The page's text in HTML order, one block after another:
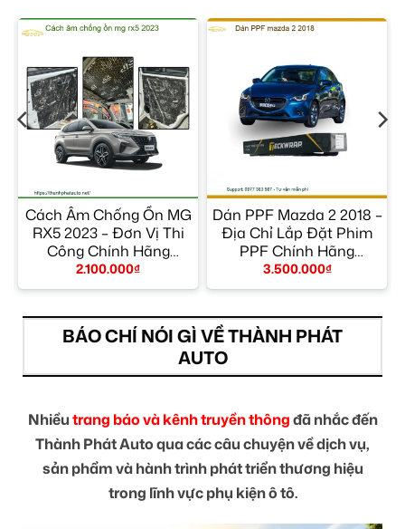
Cách Âm Chống Ồn MG
RX5 2023 – Đơn Vị Thi
Công Chính Hãng
TPHCM
2.100.000₫
Dán PPF Mazda 2 2018 –
Địa Chỉ Lắp Đặt Phim
PPF Chính Hãng
TPHCM
3.500.000₫
BÁO CHÍ NÓI GÌ VỀ THÀNH PHÁT
AUTO
Nhiềutrang báo và kênh truyền thôngđã nhắc đến
Thành Phát Auto qua các câu chuyện về dịch vụ,
sản phẩm và hành trình phát triển thương hiệu
trong lĩnh vực phụ kiện ô tô.